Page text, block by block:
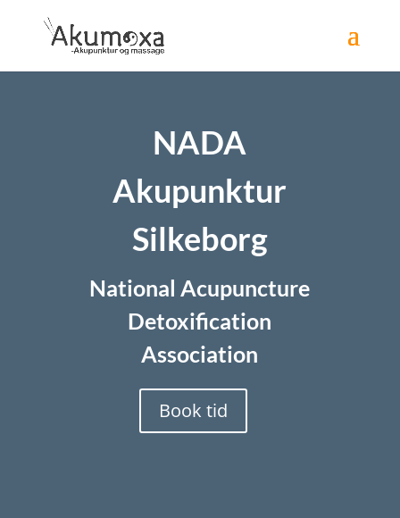
NADA
Akupunktur
Silkeborg
National Acupuncture
Detoxification
Association
Book tid